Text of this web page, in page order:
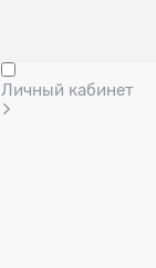
Личный кабинет